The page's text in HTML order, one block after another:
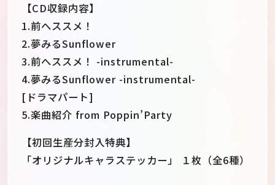
【CD収録内容】
1.前へススメ！
2.夢みるSunflower
3.前へススメ！ -instrumental-
4.夢みるSunflower -instrumental-
[ドラマパート]
5.楽曲紹介 from Poppin’Party
【初回生産分封入特典】
「オリジナルキャラステッカー」 １枚（全6種）